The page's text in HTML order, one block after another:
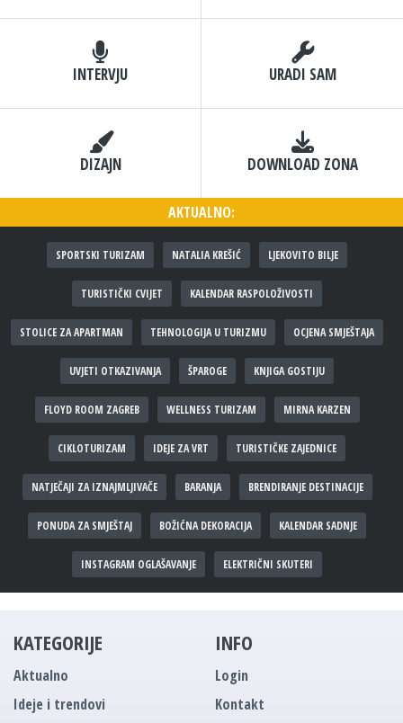
INTERVJU URADI SAM
DIZAJN DOWNLOAD ZONA
AKTUALNO:
SPORTSKI TURIZAM NATALIA KREŠIĆ LJEKOVITO BILJE
TURISTIČKI CVIJET KALENDAR RASPOLOŽIVOSTI
STOLICE ZA APARTMAN TEHNOLOGIJA U TURIZMU OCJENA SMJEŠTAJA
UVJETI OTKAZIVANJA ŠPAROGE KNJIGA GOSTIJU
FLOYD ROOM ZAGREB WELLNESS TURIZAM MIRNA KARZEN
CIKLOTURIZAM IDEJE ZA VRT TURISTIČKE ZAJEDNICE
NATJEČAJI ZA IZNAJMLJIVAČE BARANJA BRENDIRANJE DESTINACIJE
PONUDA ZA SMJEŠTAJ BOŽIĆNA DEKORACIJA KALENDAR SADNJE
INSTAGRAM OGLAŠAVANJE ELEKTRIČNI SKUTERI
KATEGORIJE
Aktualno
Ideje i trendovi
INFO
Login
Kontakt